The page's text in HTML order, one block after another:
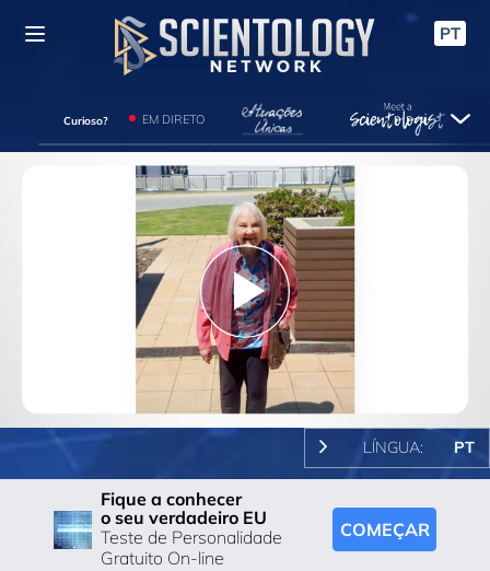
PT
Curioso? EM DIRETO
Play
Video
LÍNGUA: PT
Fique a conhecer
o seu verdadeiro EU
Teste de Personalidade
Gratuito On-line
COMEÇAR